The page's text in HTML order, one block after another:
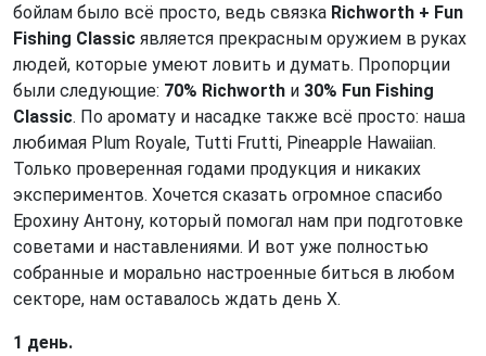
бойлам было всё просто, ведь связка Richworth + Fun
Fishing Classic является прекрасным оружием в руках
людей, которые умеют ловить и думать. Пропорции
были следующие: 70% Richworth и 30% Fun Fishing
Classic. По аромату и насадке также всё просто: наша
любимая Plum Royale, Tutti Frutti, Pineapple Hawaiian.
Только проверенная годами продукция и никаких
экспериментов. Хочется сказать огромное спасибо
Ерохину Антону, который помогал нам при подготовке
советами и наставлениями. И вот уже полностью
собранные и морально настроенные биться в любом
секторе, нам оставалось ждать день Х.
1 день.